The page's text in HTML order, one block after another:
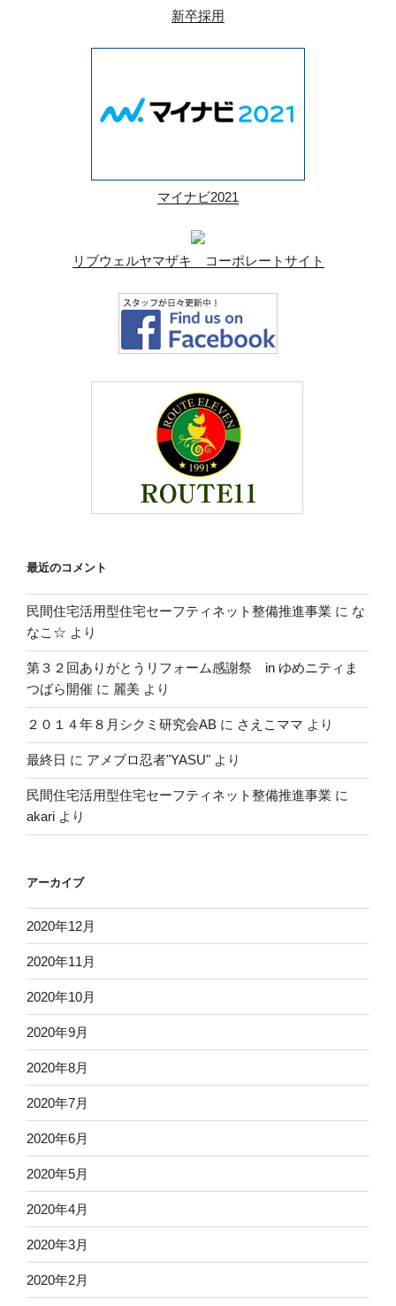
新卒採用
マイナビ2021
リブウェルヤマザキ コーポレートサイト
最近のコメント
民間住宅活用型住宅セーフティネット整備推進事業 に な
なこ☆ より
第３２回ありがとうリフォーム感謝祭 in ゆめニティま
つばら開催 に 麗美 より
２０１４年８月シクミ研究会AB に さえこママ より
最終日 に アメブロ忍者"YASU" より
民間住宅活用型住宅セーフティネット整備推進事業 に
akari より
アーカイブ
2020年12月
2020年11月
2020年10月
2020年9月
2020年8月
2020年7月
2020年6月
2020年5月
2020年4月
2020年3月
2020年2月